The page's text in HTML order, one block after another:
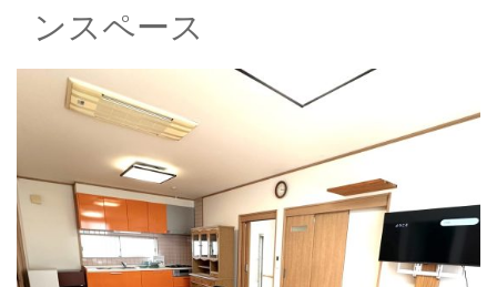
車
｜
学
校
公
式
学校
で
高速
バス
で便
利に
アク
ンスペース